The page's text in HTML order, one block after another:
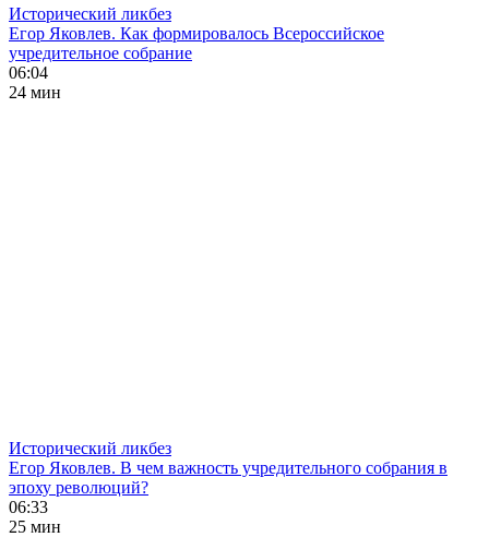
Исторический ликбез
Егор Яковлев. Как формировалось Всероссийское
учредительное собрание
06:04
24 мин
Исторический ликбез
Егор Яковлев. В чем важность учредительного собрания в
эпоху революций?
06:33
25 мин